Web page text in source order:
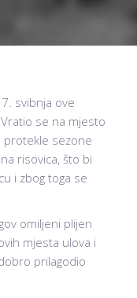
svibnja ove
se na mjesto
protekle sezone
risovica, što bi
i zbog toga se
omiljeni plijen
mjesta ulova i
prilagodio